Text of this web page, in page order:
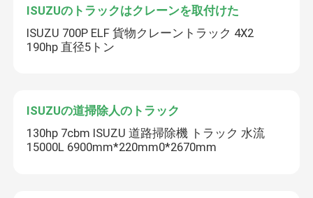
ISUZUのトラックはクレーンを取付けた
ISUZU 700P ELF 貨物クレーントラック 4X2
190hp 直径5トン
ISUZUの道掃除人のトラック
130hp 7cbm ISUZU 道路掃除機 トラック 水流
15000L 6900mm*220mm0*2670mm